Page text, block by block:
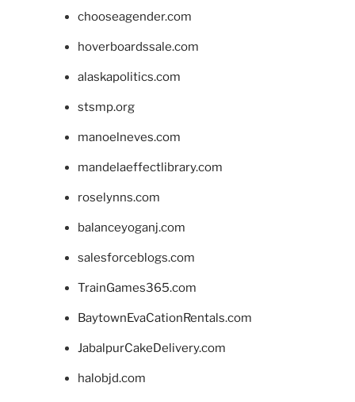
chooseagender.com
hoverboardssale.com
alaskapolitics.com
stsmp.org
manoelneves.com
mandelaeffectlibrary.com
roselynns.com
balanceyoganj.com
salesforceblogs.com
TrainGames365.com
BaytownEvaCationRentals.com
JabalpurCakeDelivery.com
halobjd.com